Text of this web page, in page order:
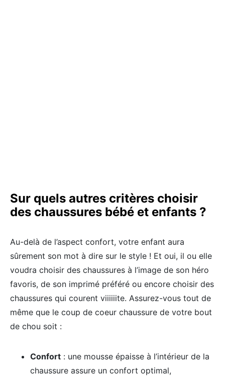
Sur quels autres critères choisir
des chaussures bébé et enfants ?
Au-delà de l’aspect confort, votre enfant aura
sûrement son mot à dire sur le style ! Et oui, il ou elle
voudra choisir des chaussures à l’image de son héro
favoris, de son imprimé préféré ou encore choisir des
chaussures qui courent viiiiiite. Assurez-vous tout de
même que le coup de coeur chaussure de votre bout
de chou soit :
Confort : une mousse épaisse à l’intérieur de la
chaussure assure un confort optimal,